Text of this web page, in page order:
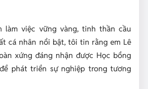
làm việc vững vàng, tinh thần cầu
cá nhân nổi bật, tôi tin rằng em Lê
xứng đáng nhận được Học bổng
phát triển sự nghiệp trong tương